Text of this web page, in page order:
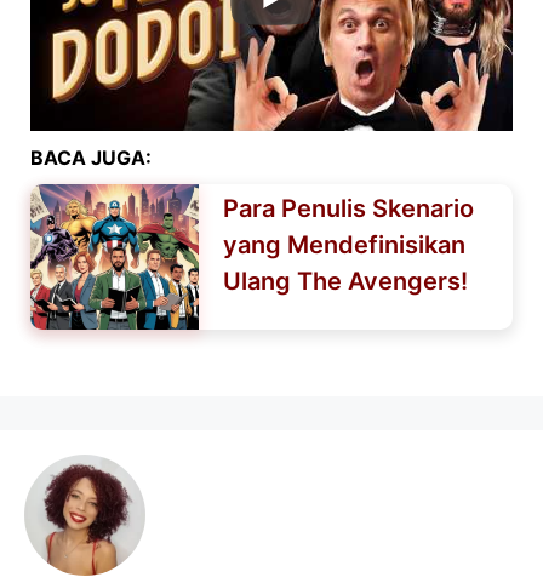
BACA JUGA:
Para Penulis Skenario
yang Mendefinisikan
Ulang The Avengers!